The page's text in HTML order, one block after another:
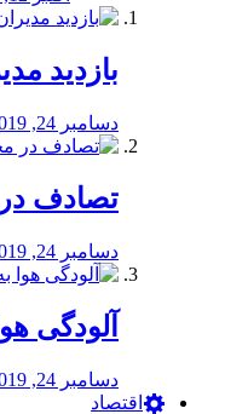
بازدید
دسامبر 24, 2019
تصادف
دسامبر 24, 2019
آلودگی
دسامبر 24, 2019
اقتصاد